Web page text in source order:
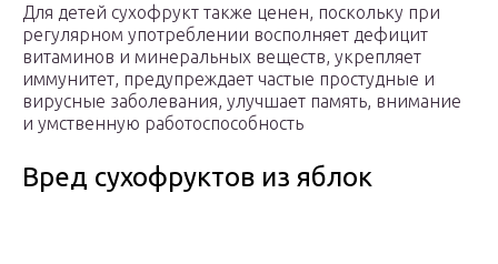
Для детей сухофрукт также ценен, поскольку при
регулярном употреблении восполняет дефицит
витаминов и минеральных веществ, укрепляет
иммунитет, предупреждает частые простудные и
вирусные заболевания, улучшает память, внимание
и умственную работоспособность
Вред сухофруктов из яблок